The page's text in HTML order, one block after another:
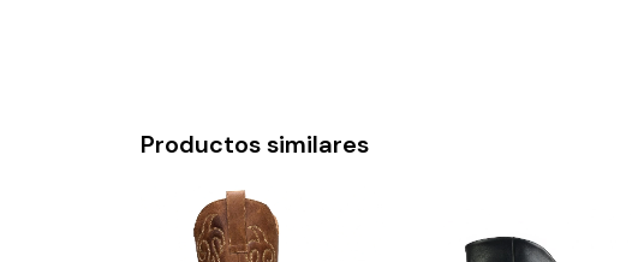
Productos similares